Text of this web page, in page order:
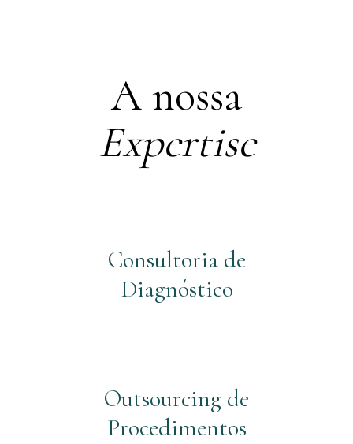
A nossa
Expertise
Consultoria de
Diagnóstico
Outsourcing de
Procedimentos